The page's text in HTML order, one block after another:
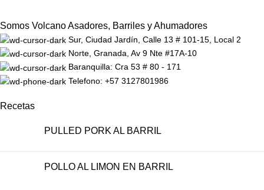
Somos Volcano Asadores, Barriles y Ahumadores
Sur, Ciudad Jardín, Calle 13 # 101-15, Local 2
Norte, Granada, Av 9 Nte #17A-10
Baranquilla: Cra 53 # 80 - 171
Telefono: +57 3127801986
Recetas
PULLED PORK AL BARRIL
POLLO AL LIMON EN BARRIL